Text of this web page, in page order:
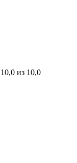
10,0 из 10,0